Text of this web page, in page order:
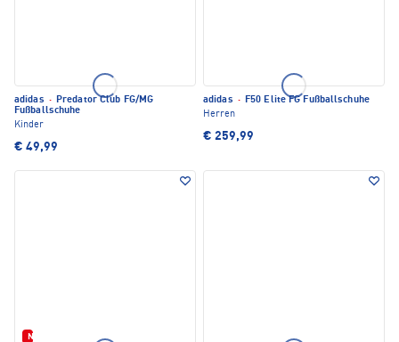
adidas · Predator Club FG/MG
Fußballschuhe
Kinder
€ 49,99
adidas · F50 Elite FG Fußballschuhe
Herren
€ 259,99
Neu